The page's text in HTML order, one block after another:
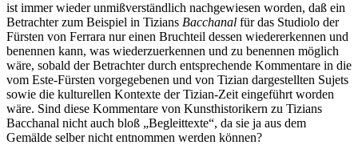
ist immer wieder unmißverständlich nachgewiesen worden, daß ein
Betrachter zum Beispiel in Tizians Bacchanal für das Studiolo der
Fürsten von Ferrara nur einen Bruchteil dessen wiedererkennen und
benennen kann, was wiederzuerkennen und zu benennen möglich
wäre, sobald der Betrachter durch entsprechende Kommentare in die
vom Este-Fürsten vorgegebenen und von Tizian dargestellten Sujets
sowie die kulturellen Kontexte der Tizian-Zeit eingeführt worden
wäre. Sind diese Kommentare von Kunsthistorikern zu Tizians
Bacchanal nicht auch bloß „Begleittexte“, da sie ja aus dem
Gemälde selber nicht entnommen werden können?